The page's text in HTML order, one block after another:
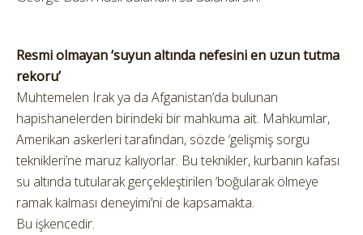
Resmi olmayan ‘suyun altında nefesini en uzun tutma
rekoru’
Muhtemelen Irak ya da Afganistan’da bulunan
hapishanelerden birindeki bir mahkuma ait. Mahkumlar,
Amerikan askerleri tarafından, sözde ‘gelişmiş sorgu
teknikleri’ne maruz kalıyorlar. Bu teknikler, kurbanın kafası
su altında tutularak gerçekleştirilen ‘boğularak ölmeye
ramak kalması deneyimi’ni de kapsamakta.
Bu işkencedir.